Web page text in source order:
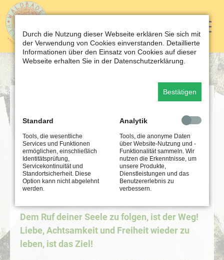
Freiheit meets Waldtherapie
Freiheit beginnt dort, wo die
Angst endet!
Seminar mit Werner und Andrea Buchberger
Dem Ruf deiner Seele zu folgen, ist der Weg!
Liebe, Achtsamkeit und Freiheit wieder zu
leben, ist das Ziel!
Durch die Nutzung dieser Webseite erklären Sie sich mit
der Verwendung von Cookies einverstanden. Detaillierte
Informationen über den Einsatz von Cookies auf dieser
Webseite erhalten Sie in der Datenschutzerklärung.
Bestätigen
Standard
Tools, die wesentliche
Services und Funktionen
ermöglichen, einschließlich
Identitätsprüfung,
Servicekontinuität und
Standortsicherheit. Diese
Option kann nicht abgelehnt
werden.
Analytik
Tools, die anonyme Daten
über Website-Nutzung und -
Funktionalität sammeln. Wir
nutzen die Erkenntnisse, um
unsere Produkte,
Dienstleistungen und das
Benutzererlebnis zu
verbessern.